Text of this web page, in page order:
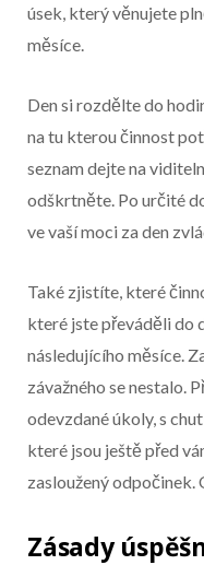
úsek, který věnujete
měsíce.
Den si rozdělte do
na tu kterou činnost
seznam dejte na
odškrtněte. Po určité
ve vaší moci za den
Také zjistíte, které
které jste převáděli do
následujícího měsíce.
závažného se nestalo.
odevzdané úkoly, s
které jsou ještě před
zasloužený odpočinek.
Zásady